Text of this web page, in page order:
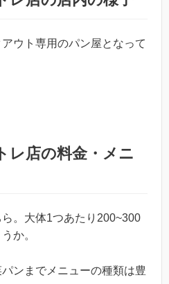
ウト専用のパン屋となって
レ店の料金・メニ
。大体1つあたり200~300
か。
ンまでメニューの種類は豊